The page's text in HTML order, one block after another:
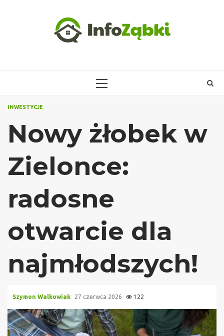
PRIMARY
INWESTYCJE
Nowy żłobek w
Zielonce:
radosne
otwarcie dla
najmłodszych!
Szymon Walkowiak 27 czerwca 2026 122